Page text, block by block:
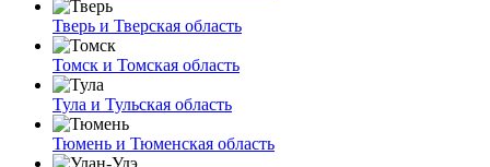
Тверь и Тверская область
Томск и Томская область
Тула и Тульская область
Тюмень и Тюменская область